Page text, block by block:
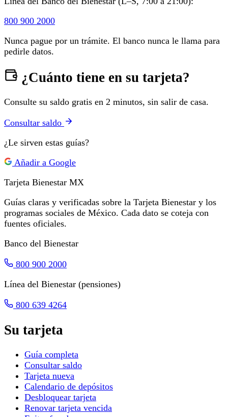
800 900 2000
Nunca pague por un trámite. El banco nunca le llama para
pedirle datos.
¿Cuánto tiene en su tarjeta?
Consulte su saldo gratis en 2 minutos, sin salir de casa.
Consultar saldo
¿Le sirven estas guías?
Añadir a Google
Tarjeta Bienestar MX
Guías claras y verificadas sobre la Tarjeta Bienestar y los
programas sociales de México. Cada dato se coteja con
fuentes oficiales.
Banco del Bienestar
800 900 2000
Línea del Bienestar (pensiones)
800 639 4264
Su tarjeta
Guía completa
Consultar saldo
Tarjeta nueva
Calendario de depósitos
Desbloquear tarjeta
Renovar tarjeta vencida